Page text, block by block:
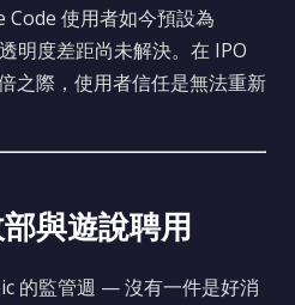
Code 使用者如今預設為
明度差距尚未解決。在 IPO
之際，使用者信任是無法重新
與遊說聘用
的監管週 — 沒有一件是好消